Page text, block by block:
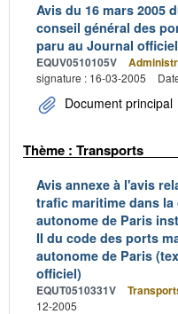
Avis du 16 mars 2005
conseil général des
paru au Journal
EQUV0510105V
signature : 16-03-2005
Document principal
Thème : Transports
Avis annexe à l'avis
trafic maritime dans
autonome de Paris
II du code des ports
autonome de Paris
officiel)
EQUT0510331V
12-2005